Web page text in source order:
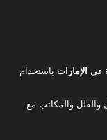
في الإمارات باستخدام
والمكاتب مع